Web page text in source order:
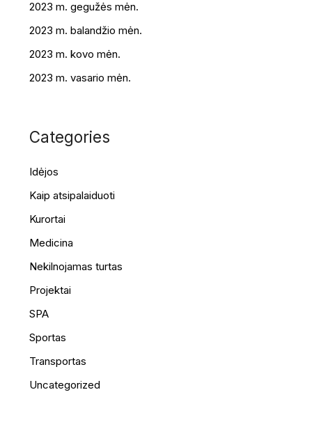
2023 m. gegužės mėn.
2023 m. balandžio mėn.
2023 m. kovo mėn.
2023 m. vasario mėn.
Categories
Idėjos
Kaip atsipalaiduoti
Kurortai
Medicina
Nekilnojamas turtas
Projektai
SPA
Sportas
Transportas
Uncategorized